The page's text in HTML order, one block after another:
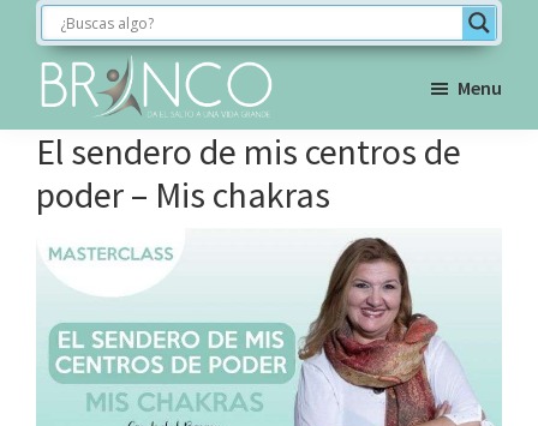
Saltar
navegación
principal
Saltar
contenido
Saltar
página
BRINCO
FORMACIÓN
Menu
El sendero de mis centros de
poder – Mis chakras